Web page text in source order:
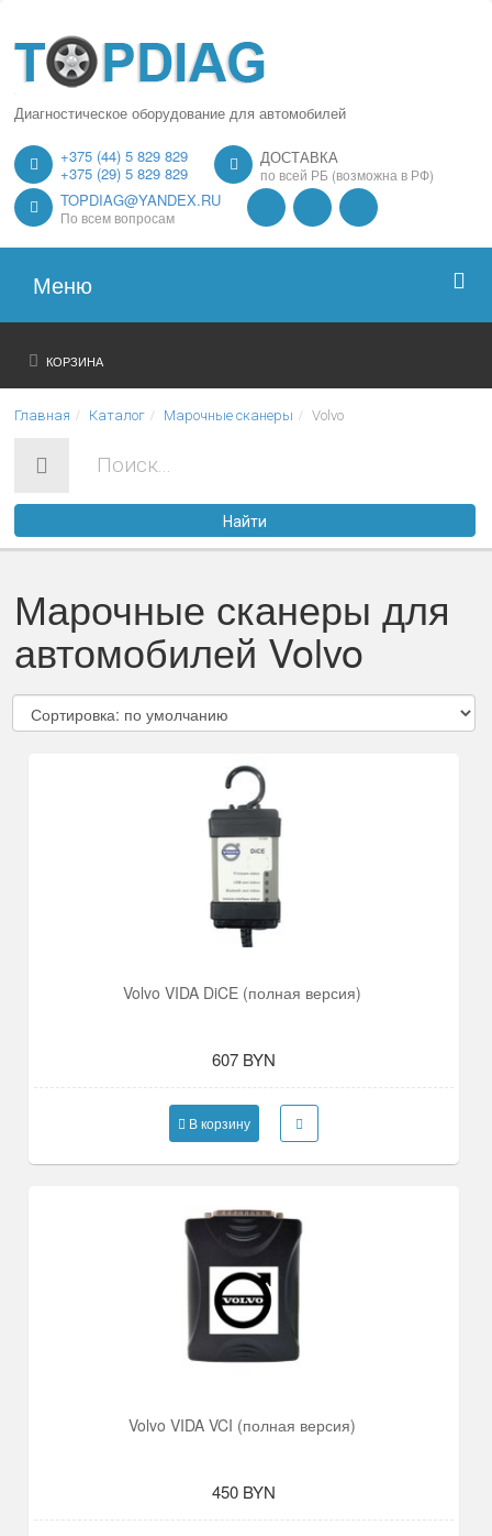
Диагностическое оборудование для автомобилей
+375 (44) 5 829 829
+375 (29) 5 829 829
ДОСТАВКА
по всей РБ (возможна в РФ)
TOPDIAG@YANDEX.RU
По всем вопросам
Меню
Главная
О нас
Каталог
Услуги
Оплата
Доставка
Файлы
Статьи
КОРЗИНА
Главная Каталог Марочные сканеры Volvo
Найти
Марочные сканеры для
автомобилей Volvo
Volvo VIDA DiCE (полная версия)
607 BYN
В корзину
Volvo VIDA VCI (полная версия)
450 BYN